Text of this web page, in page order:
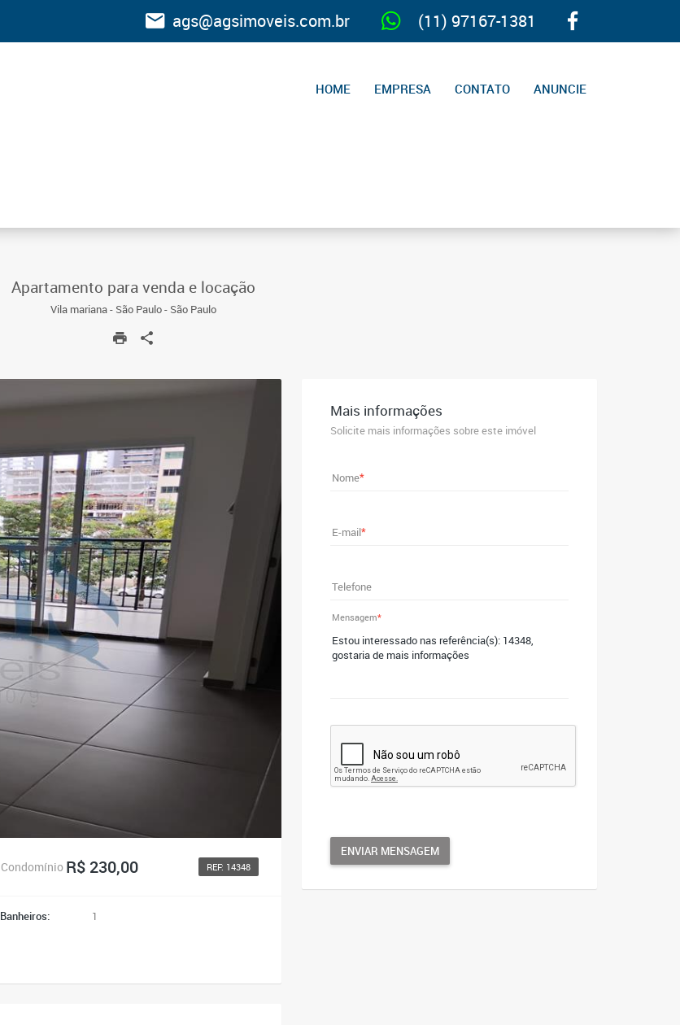
ags@agsimoveis.com.br (11) 97167-1381
HOME EMPRESA CONTATO ANUNCIE
Apartamento para venda e locação
Vila mariana - São Paulo - São Paulo
REF: 14348
Condomínio R$ 230,00
Banheiros: 1
Mais informações
Solicite mais informações sobre este imóvel
Nome*
E-mail*
Telefone
Mensagem*